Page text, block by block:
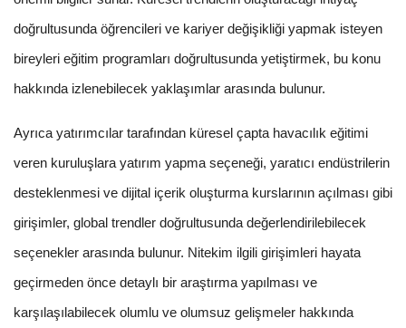
doğrultusunda öğrencileri ve kariyer değişikliği yapmak isteyen
bireyleri eğitim programları doğrultusunda yetiştirmek, bu konu
hakkında izlenebilecek yaklaşımlar arasında bulunur.
Ayrıca yatırımcılar tarafından küresel çapta havacılık eğitimi
veren kuruluşlara yatırım yapma seçeneği, yaratıcı endüstrilerin
desteklenmesi ve dijital içerik oluşturma kurslarının açılması gibi
girişimler, global trendler doğrultusunda değerlendirilebilecek
seçenekler arasında bulunur. Nitekim ilgili girişimleri hayata
geçirmeden önce detaylı bir araştırma yapılması ve
karşılaşılabilecek olumlu ve olumsuz gelişmeler hakkında